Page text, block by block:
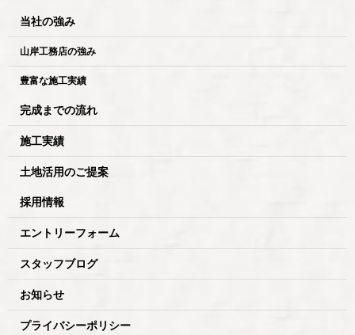
当社の強み
山岸工務店の強み
豊富な施工実績
完成までの流れ
施工実績
土地活用のご提案
採用情報
エントリーフォーム
スタッフブログ
お知らせ
プライバシーポリシー